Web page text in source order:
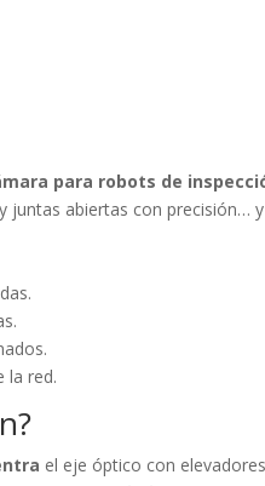
para robots de
abiertas con precisión…
la red.
el eje óptico con